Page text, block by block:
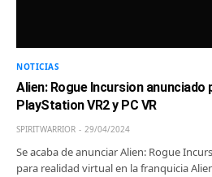
NOTICIAS
Alien: Rogue Incursion anunciado
PlayStation VR2 y PC VR
SPIRITWARRIOR 29/04/2024
Se acaba de anunciar Alien: Rogue
para realidad virtual en la franquicia